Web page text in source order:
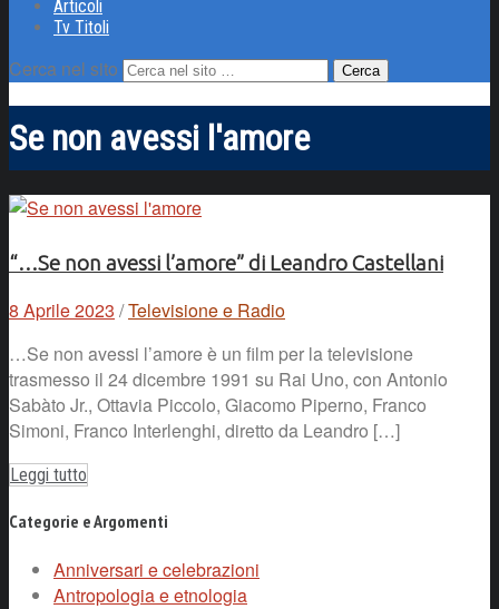
Articoli
Tv Titoli
Cerca nel sito
Se non avessi l'amore
“…Se non avessi l’amore” di Leandro Castellani
8 Aprile 2023 /Televisione e Radio
…Se non avessi l’amore è un film per la televisione
trasmesso il 24 dicembre 1991 su Rai Uno, con Antonio
Sabàto Jr., Ottavia Piccolo, Giacomo Piperno, Franco
Simoni, Franco Interlenghi, diretto da Leandro […]
Leggi tutto
Categorie e Argomenti
Anniversari e celebrazioni
Antropologia e etnologia